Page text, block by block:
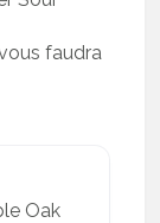
faudra
Oak